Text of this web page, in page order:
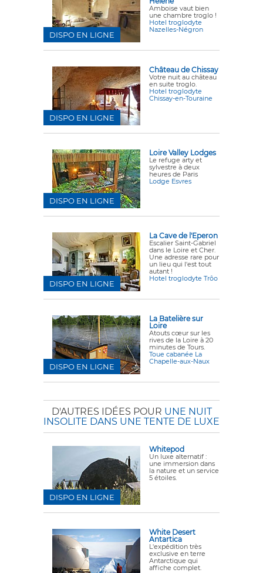
Amboise vaut bien
une chambre troglo !
Hotel troglodyte
Nazelles-Négron
DISPO EN LIGNE
Château de Chissay
Votre nuit au château
en suite troglo.
Hotel troglodyte
Chissay-en-Touraine
DISPO EN LIGNE
Loire Valley Lodges
Le refuge arty et
sylvestre à deux
heures de Paris
Lodge Esvres
DISPO EN LIGNE
La Cave de l'Eperon
Escalier Saint-Gabriel
dans le Loire et Cher.
Une adresse rare pour
un lieu qui l'est tout
autant !
Hotel troglodyte Trôo
DISPO EN LIGNE
La Batelière sur
Loire
Atouts cœur sur les
rives de la Loire à 20
minutes de Tours.
Toue cabanée La
Chapelle-aux-Naux
DISPO EN LIGNE
D'AUTRES IDÉES POUR UNE NUIT
INSOLITE DANS UNE TENTE DE LUXE
Whitepod
Un luxe alternatif :
une immersion dans
la nature et un service
5 étoiles.
DISPO EN LIGNE
White Desert
Antartica
L'expédition très
exclusive en terre
Antarctique qui
affiche complet.